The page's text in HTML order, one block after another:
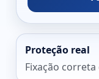
Proteção real
Fixação